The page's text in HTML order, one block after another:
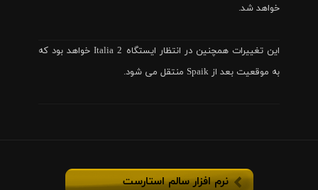
خواهد شد.
این تغییرات همچنین در انتظار ایستگاه Italia 2 خواهد بود که
به موقعیت بعد از Spaik منتقل می شود.
نرم افزار سالم استارست